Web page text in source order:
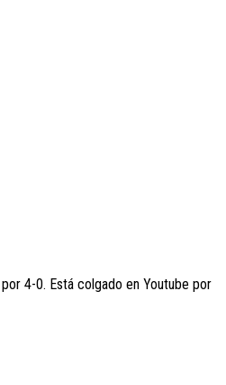
4-0. Está colgado en Youtube por